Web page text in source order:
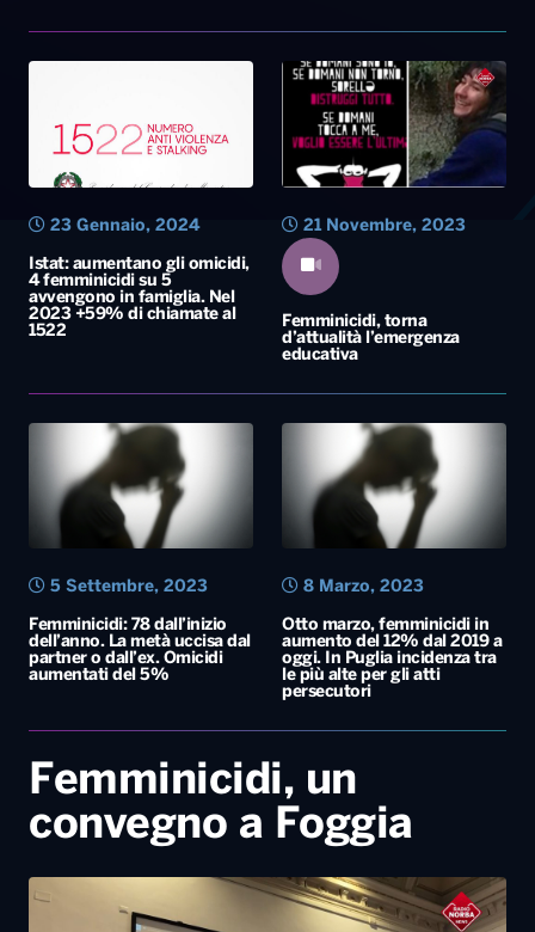
Istat: aumentano gli omicidi,
4 femminicidi su 5
avvengono in famiglia. Nel
2023 +59% di chiamate al
1522
23 Gennaio, 2024
Femminicidi, torna
d’attualità l’emergenza
educativa
21 Novembre, 2023
Femminicidi: 78 dall’inizio
dell’anno. La metà uccisa dal
partner o dall’ex. Omicidi
aumentati del 5%
5 Settembre, 2023
Otto marzo, femminicidi in
aumento del 12% dal 2019 a
oggi. In Puglia incidenza tra
le più alte per gli atti
persecutori
8 Marzo, 2023
Femminicidi, un
convegno a Foggia